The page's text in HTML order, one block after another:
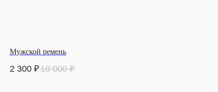
Мужской ремень
2 300 ₽10 000 ₽